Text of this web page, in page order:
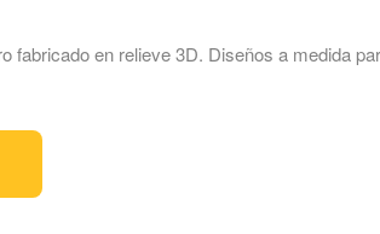
fabricado en relieve 3D. Diseños a medida